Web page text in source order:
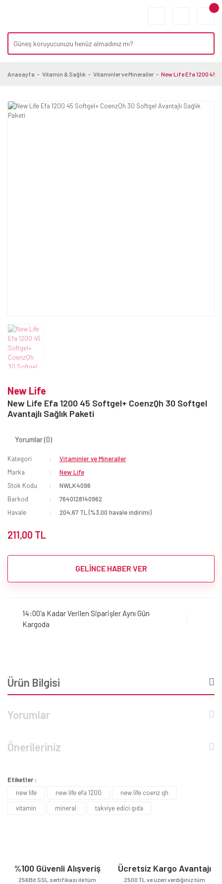
Anasayfa Vitamin & Sağlık Vitaminler ve Mineraller New Life Efa 1200 45
New Life
New Life Efa 1200 45 Softgel+ CoenzQh 30 Softgel
Avantajlı Sağlık Paketi
Yorumlar (0)
Kategori
Vitaminler ve Mineraller
Marka
New Life
Stok Kodu
NWLK4096
Barkod
7640128140962
Havale
204,67 TL (%3,00 havale indirimi)
211,00 TL
GELİNCE HABER VER
14:00'a Kadar Verilen Siparişler Aynı Gün
Kargoda
Ürün Bilgisi
Yorumlar
Önerileriniz
Etiketler :
new life
new life efa 1200
new life coenz qh
vitamin
mineral takviye edici gıda
%100 Güvenli Alışveriş
256Bit SSL sertifikası ile tüm
Ücretsiz Kargo Avantajı
2500 TL ve üzeri verdiğiniz tüm